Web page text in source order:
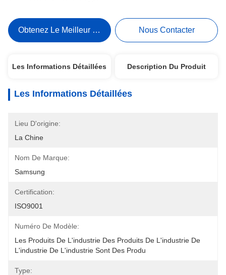
Obtenez Le Meilleur Prix Nous Contacter
Les Informations Détaillées Description Du Produit
Les Informations Détaillées
Lieu D'origine:
La Chine
Nom De Marque:
Samsung
Certification:
ISO9001
Numéro De Modèle:
Les Produits De L'industrie Des Produits De L'industrie De
L'industrie De L'industrie Sont Des Produ
Type: